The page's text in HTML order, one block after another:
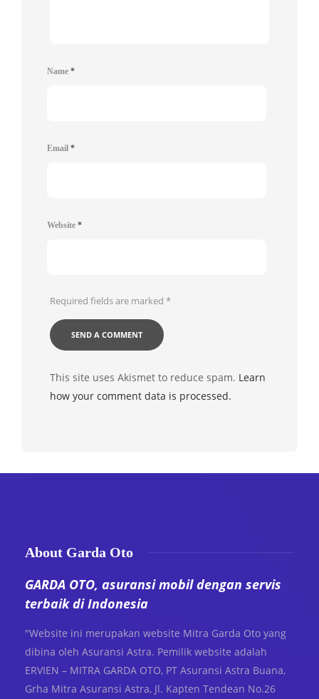
Name *
Email *
Website *
Required fields are marked *
This site uses Akismet to reduce spam. Learn
how your comment data is processed.
About Garda Oto
GARDA OTO, asuransi mobil dengan servis
terbaik di Indonesia
"Website ini merupakan website Mitra Garda Oto yang
dibina oleh Asuransi Astra. Pemilik website adalah
ERVIEN – MITRA GARDA OTO, PT Asuransi Astra Buana,
Grha Mitra Asuransi Astra, Jl. Kapten Tendean No.26